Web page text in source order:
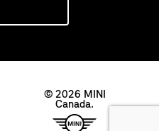
© 2026 MINI
Canada.